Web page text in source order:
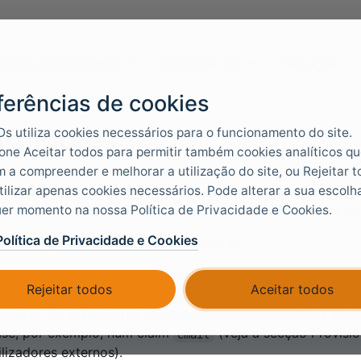
são guardados no repositório de utilizadores do
cria ambientes adicionais e assim obtém mais
dois tipos diferentes de utilizadores:
internos, autenticados com o método de
externos
, ligados por um método de
claim. Os utilizadores são autenticados num Identity
por exemplo, num claim email (veja a secção
externos).
de cookies
utiliza cookies necessários para o funcionamento do site.
Aceitar todos para permitir também cookies analíticos
a compreender e melhorar a utilização do site, ou Rejeitar
apenas cookies necessários. Pode alterar a sua
momento na nossa Política de Privacidade e Cookies.
de Privacidade e Cookies
Rejeitar todos Aceitar todos